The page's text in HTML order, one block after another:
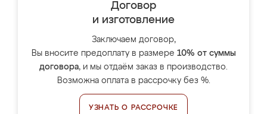
Договор
и изготовление
Заключаем договор,
Вы вносите предоплату в размере 10% от суммы
договора, и мы отдаём заказ в производство.
Возможна оплата в рассрочку без %.
УЗНАТЬ О РАССРОЧКЕ